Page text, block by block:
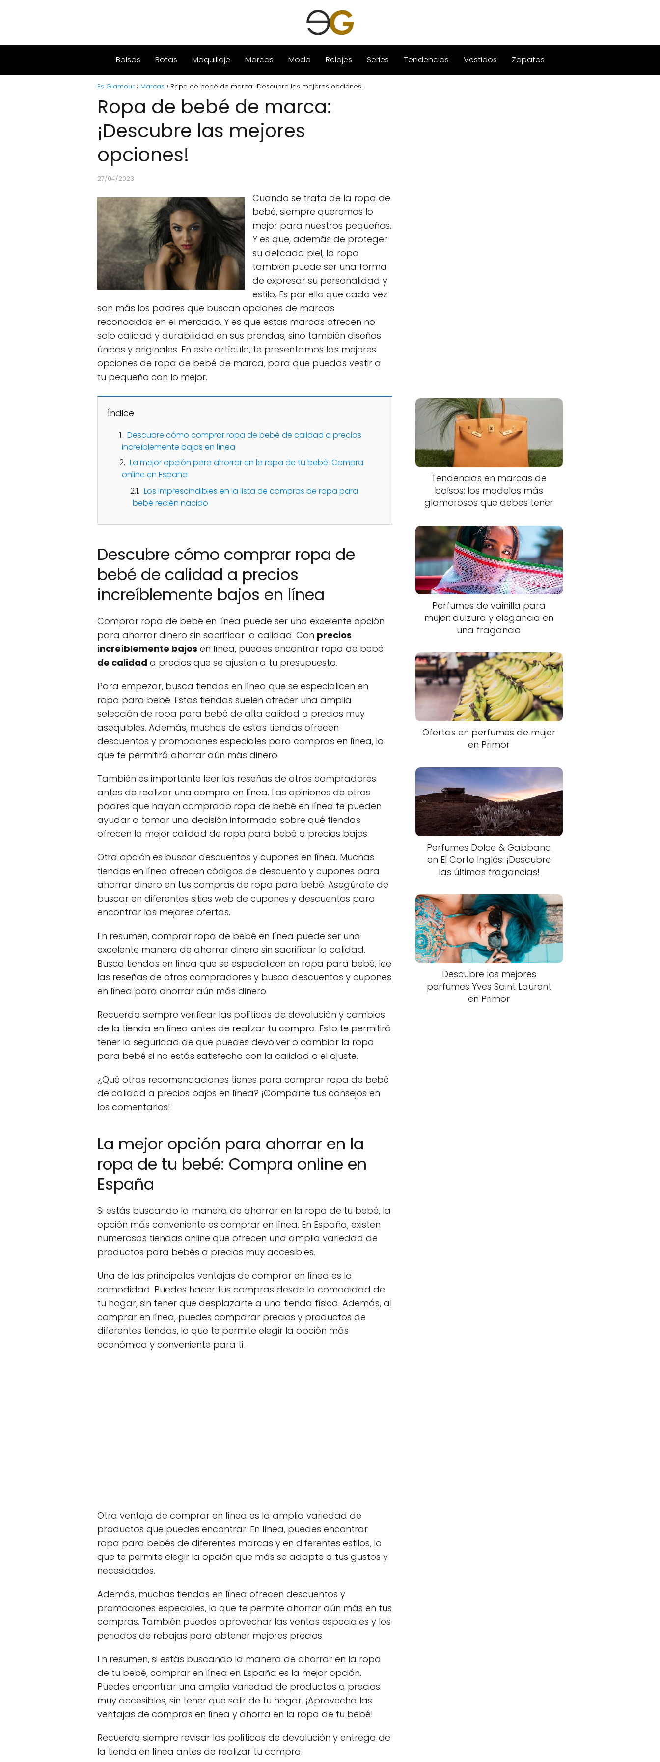
Bolsos Botas Maquillaje Marcas Moda Relojes Series Tendencias Vestidos Zapatos
Es Glamour Marcas Ropa de bebé de marca: ¡Descubre las mejores opciones!
Ropa de bebé de marca:
¡Descubre las mejores
opciones!
27/04/2023
Cuando se trata de la ropa de
bebé, siempre queremos lo
mejor para nuestros pequeños.
Y es que, además de proteger
su delicada piel, la ropa
también puede ser una forma
de expresar su personalidad y
estilo. Es por ello que cada vez
son más los padres que buscan opciones de marcas
reconocidas en el mercado. Y es que estas marcas ofrecen no
solo calidad y durabilidad en sus prendas, sino también diseños
únicos y originales. En este artículo, te presentamos las mejores
opciones de ropa de bebé de marca, para que puedas vestir a
tu pequeño con lo mejor.
Índice
Descubre cómo comprar ropa de bebé de calidad a precios
increíblemente bajos en línea
La mejor opción para ahorrar en la ropa de tu bebé: Compra
online en España
Los imprescindibles en la lista de compras de ropa para
bebé recién nacido
Descubre cómo comprar ropa de
bebé de calidad a precios
increíblemente bajos en línea
Comprar ropa de bebé en línea puede ser una excelente opción
para ahorrar dinero sin sacrificar la calidad. Con precios
increíblemente bajos en línea, puedes encontrar ropa de bebé
de calidad a precios que se ajusten a tu presupuesto.
Para empezar, busca tiendas en línea que se especialicen en
ropa para bebé. Estas tiendas suelen ofrecer una amplia
selección de ropa para bebé de alta calidad a precios muy
asequibles. Además, muchas de estas tiendas ofrecen
descuentos y promociones especiales para compras en línea, lo
que te permitirá ahorrar aún más dinero.
También es importante leer las reseñas de otros compradores
antes de realizar una compra en línea. Las opiniones de otros
padres que hayan comprado ropa de bebé en línea te pueden
ayudar a tomar una decisión informada sobre qué tiendas
ofrecen la mejor calidad de ropa para bebé a precios bajos.
Otra opción es buscar descuentos y cupones en línea. Muchas
tiendas en línea ofrecen códigos de descuento y cupones para
ahorrar dinero en tus compras de ropa para bebé. Asegúrate de
buscar en diferentes sitios web de cupones y descuentos para
encontrar las mejores ofertas.
En resumen, comprar ropa de bebé en línea puede ser una
excelente manera de ahorrar dinero sin sacrificar la calidad.
Busca tiendas en línea que se especialicen en ropa para bebé, lee
las reseñas de otros compradores y busca descuentos y cupones
en línea para ahorrar aún más dinero.
Recuerda siempre verificar las políticas de devolución y cambios
de la tienda en línea antes de realizar tu compra. Esto te permitirá
tener la seguridad de que puedes devolver o cambiar la ropa
para bebé si no estás satisfecho con la calidad o el ajuste.
¿Qué otras recomendaciones tienes para comprar ropa de bebé
de calidad a precios bajos en línea? ¡Comparte tus consejos en
los comentarios!
La mejor opción para ahorrar en la
ropa de tu bebé: Compra online en
España
Si estás buscando la manera de ahorrar en la ropa de tu bebé, la
opción más conveniente es comprar en línea. En España, existen
numerosas tiendas online que ofrecen una amplia variedad de
productos para bebés a precios muy accesibles.
Una de las principales ventajas de comprar en línea es la
comodidad. Puedes hacer tus compras desde la comodidad de
tu hogar, sin tener que desplazarte a una tienda física. Además, al
comprar en línea, puedes comparar precios y productos de
diferentes tiendas, lo que te permite elegir la opción más
económica y conveniente para ti.
Otra ventaja de comprar en línea es la amplia variedad de
productos que puedes encontrar. En línea, puedes encontrar
ropa para bebés de diferentes marcas y en diferentes estilos, lo
que te permite elegir la opción que más se adapte a tus gustos y
necesidades.
Además, muchas tiendas en línea ofrecen descuentos y
promociones especiales, lo que te permite ahorrar aún más en tus
compras. También puedes aprovechar las ventas especiales y los
periodos de rebajas para obtener mejores precios.
En resumen, si estás buscando la manera de ahorrar en la ropa
de tu bebé, comprar en línea en España es la mejor opción.
Puedes encontrar una amplia variedad de productos a precios
muy accesibles, sin tener que salir de tu hogar. ¡Aprovecha las
ventajas de compras en línea y ahorra en la ropa de tu bebé!
Recuerda siempre revisar las políticas de devolución y entrega de
la tienda en línea antes de realizar tu compra.
Tendencias en marcas de
bolsos: los modelos más
glamorosos que debes tener
Perfumes de vainilla para
mujer: dulzura y elegancia en
una fragancia
Ofertas en perfumes de mujer
en Primor
Perfumes Dolce & Gabbana
en El Corte Inglés: ¡Descubre
las últimas fragancias!
Descubre los mejores
perfumes Yves Saint Laurent
en Primor